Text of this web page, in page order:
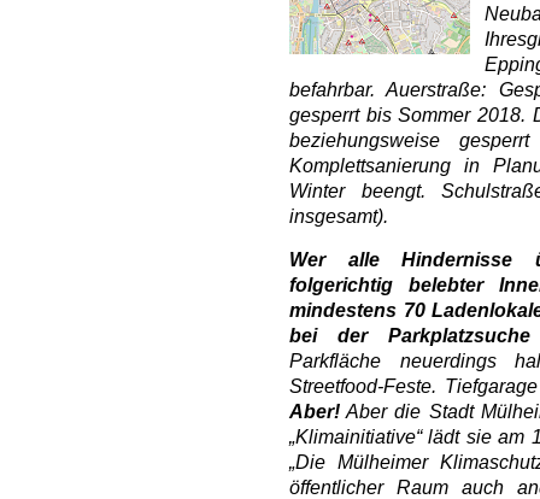
befahrbar. Auerstraße:
gesperrt bis Sommer 2018.
beziehungsweise
Komplettsanierung in
Winter beengt.
insgesamt).
Wer alle Hindernisse
folgerichtig belebter
mindestens 70
bei der Parkplatzsuche
Parkfläche neuerdings
Streetfood-Feste.
Aber! Aber die Stadt
„Klimainitiative“ lädt sie am
„Die Mülheimer
öffentlicher Raum auch